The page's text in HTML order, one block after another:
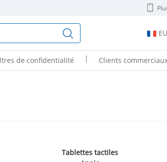
de confidentialité | Clients
Tablettes tactiles